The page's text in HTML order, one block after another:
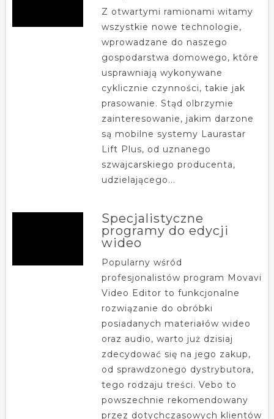
Z otwartymi ramionami witamy
wszystkie nowe technologie,
wprowadzane do naszego
gospodarstwa domowego, które
usprawniają wykonywane
cyklicznie czynności, takie jak
prasowanie. Stąd olbrzymie
zainteresowanie, jakim darzone
są mobilne systemy Laurastar
Lift Plus, od uznanego
szwajcarskiego producenta,
udzielającego...
Specjalistyczne
programy do edycji
wideo
Popularny wśród
profesjonalistów program Movavi
Video Editor to funkcjonalne
rozwiązanie do obróbki
posiadanych materiałów wideo
oraz audio, warto już dzisiaj
zdecydować się na jego zakup,
od sprawdzonego dystrybutora,
tego rodzaju treści. Vebo to
powszechnie rekomendowany
przez dotychczasowych klientów